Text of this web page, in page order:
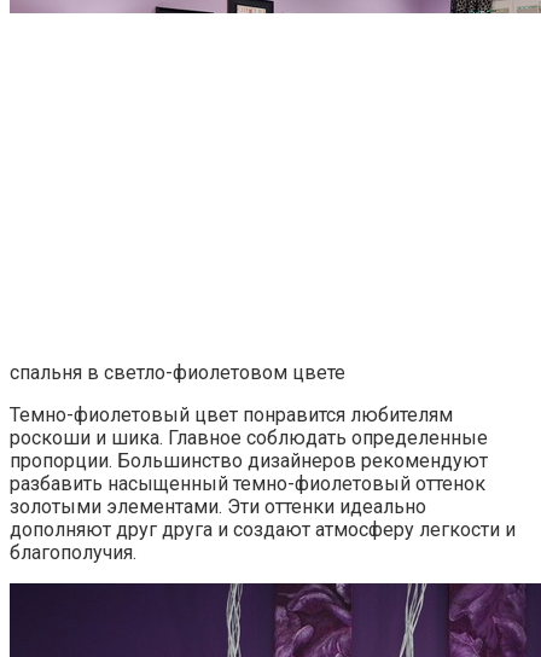
спальня в светло-фиолетовом цвете
Темно-фиолетовый цвет понравится любителям
роскоши и шика. Главное соблюдать определенные
пропорции. Большинство дизайнеров рекомендуют
разбавить насыщенный темно-фиолетовый оттенок
золотыми элементами. Эти оттенки идеально
дополняют друг друга и создают атмосферу легкости и
благополучия.